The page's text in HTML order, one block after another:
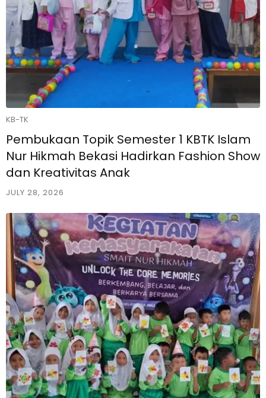
KB-TK
Pembukaan Topik Semester 1 KBTK Islam
Nur Hikmah Bekasi Hadirkan Fashion Show
dan Kreativitas Anak
JULY 28, 2026